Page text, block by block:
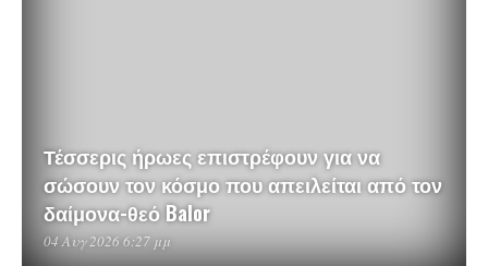
Τέσσερις ήρωες επιστρέφουν για να
σώσουν τον κόσμο που απειλείται από τον
δαίμονα-θεό Balor
04 Αυγ 2026 6:27 μμ